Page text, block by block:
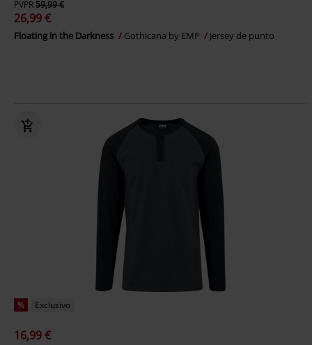
PVPR59,99 €
26,99 €
Floating in the Darkness Gothicana by EMP Jersey de punto
% Exclusivo
16,99 €